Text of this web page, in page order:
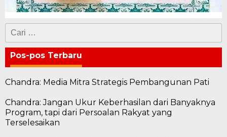
Cari
untuk:
Pos-pos Terbaru
Chandra: Media Mitra Strategis Pembangunan Pati
Chandra: Jangan Ukur Keberhasilan dari Banyaknya
Program, tapi dari Persoalan Rakyat yang
Terselesaikan